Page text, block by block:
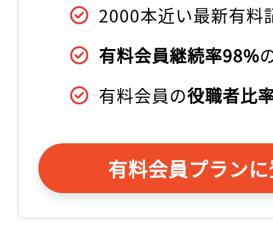
2000本近い最新有料
有料会員継続率98%
有料会員の役職者比
有料会員プラン